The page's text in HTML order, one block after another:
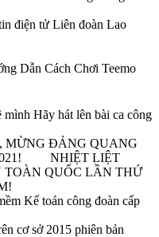
điện tử Liên đoàn Lao
Dẫn Cách Chơi Teemo
Hãy hát lên bài ca công
ĐẢNG QUANG
2021! NHIỆT LIỆT
QUỐC LẦN THỨ
Kế toán công đoàn cấp
cơ sở 2015 phiên bản